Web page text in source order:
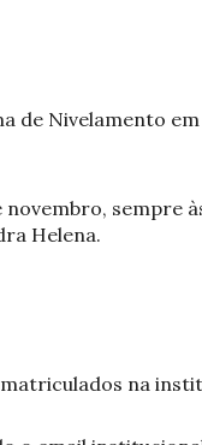
de Nivelamento
sempre
Helena.
na